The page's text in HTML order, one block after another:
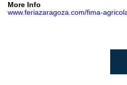
More Info
www.feriazaragoza.com/fima-